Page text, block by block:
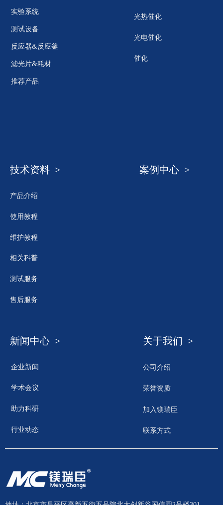
实验系统
测试设备
反应器&反应釜
滤光片&耗材
推荐产品
光热催化
光电催化
催化
技术资料 >
产品介绍
使用教程
维护教程
相关科普
测试服务
售后服务
案例中心 >
新闻中心 >
企业新闻
学术会议
助力科研
行业动态
关于我们 >
公司介绍
荣誉资质
加入镁瑞臣
联系方式